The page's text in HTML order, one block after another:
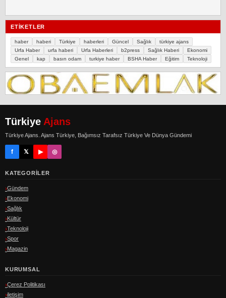
ETIKETLER
haber haberi Türkiye haberleri Güncel Sağlık
türkiye ajans
Urfa Haber
urfa haberi Urfa Haberleri b2press Sağlık Haberi
Ekonomi
Genel
kap basın odam turkiye haber BSHA Haber Eğitim Teknoloji
Türkiye Ajans
Türkiye Ajans. Ajans Türkiye, Bağımsız Tarafsız Türkiye Ve Dünya Gündemi
f 𝕏 ▶ ◎
KATEGORILER
Gündem
Ekonomi
Sağlık
Kültür
Teknoloji
Spor
Magazin
KURUMSAL
Çerez Politikası
iletişim